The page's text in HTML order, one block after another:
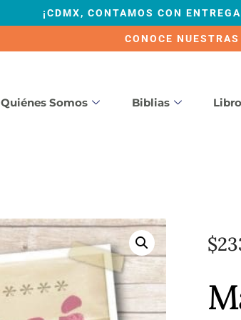
¡CDMX, CONTAMOS CON
CONOCE
Quiénes Somos Biblias
$